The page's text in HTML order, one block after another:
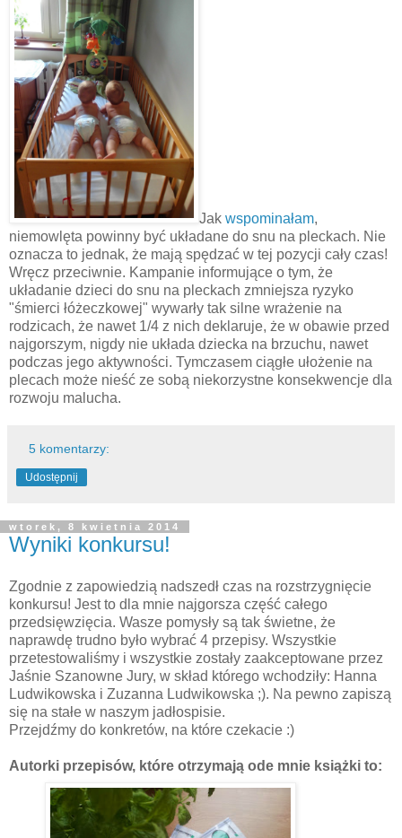
Jak wspominałam,
niemowlęta powinny być układane do snu na pleckach. Nie
oznacza to jednak, że mają spędzać w tej pozycji cały czas!
Wręcz przeciwnie. Kampanie informujące o tym, że
układanie dzieci do snu na pleckach zmniejsza ryzyko
"śmierci łóżeczkowej" wywarły tak silne wrażenie na
rodzicach, że nawet 1/4 z nich deklaruje, że w obawie przed
najgorszym, nigdy nie układa dziecka na brzuchu, nawet
podczas jego aktywności. Tymczasem ciągłe ułożenie na
plecach może nieść ze sobą niekorzystne konsekwencje dla
rozwoju malucha.
5 komentarzy:
Udostępnij
wtorek, 8 kwietnia 2014
Wyniki konkursu!
Zgodnie z zapowiedzią nadszedł czas na rozstrzygnięcie
konkursu! Jest to dla mnie najgorsza część całego
przedsięwzięcia. Wasze pomysły są tak świetne, że
naprawdę trudno było wybrać 4 przepisy. Wszystkie
przetestowaliśmy i wszystkie zostały zaakceptowane przez
Jaśnie Szanowne Jury, w skład którego wchodziły: Hanna
Ludwikowska i Zuzanna Ludwikowska ;). Na pewno zapiszą
się na stałe w naszym jadłospisie.
Przejdźmy do konkretów, na które czekacie :)
Autorki przepisów, które otrzymają ode mnie książki to: